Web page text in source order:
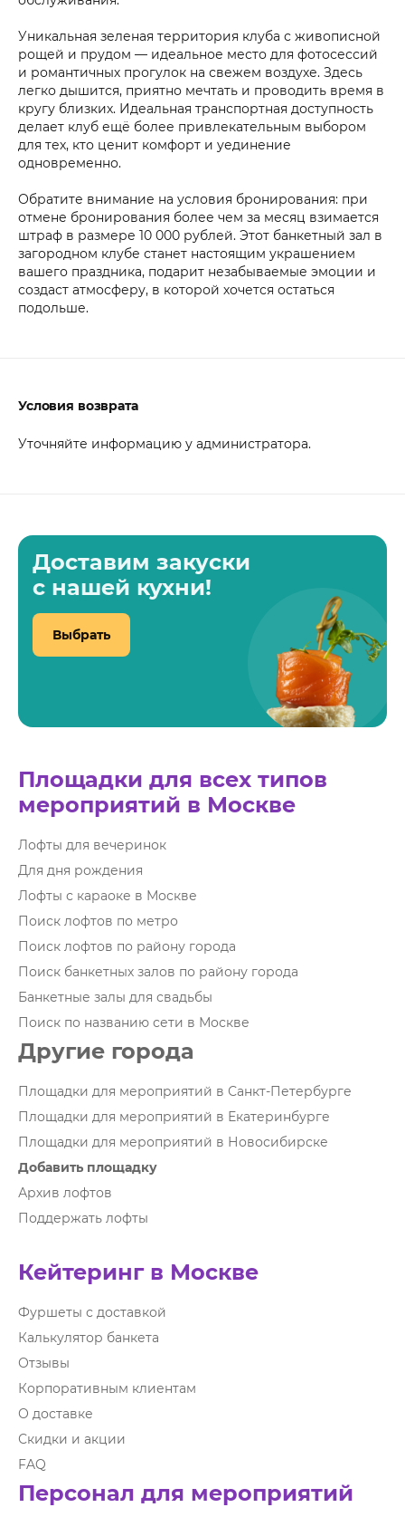
Уникальная зеленая территория клуба с живописной
рощей и прудом — идеальное место для фотосессий
и романтичных прогулок на свежем воздухе. Здесь
легко дышится, приятно мечтать и проводить время в
кругу близких. Идеальная транспортная доступность
делает клуб ещё более привлекательным выбором
для тех, кто ценит комфорт и уединение
одновременно.
Обратите внимание на условия бронирования: при
отмене бронирования более чем за месяц взимается
штраф в размере 10 000 рублей. Этот банкетный зал в
загородном клубе станет настоящим украшением
вашего праздника, подарит незабываемые эмоции и
создаст атмосферу, в которой хочется остаться
подольше.
Условия возврата
Уточняйте информацию у администратора.
Доставим закуски
с нашей кухни!
Выбрать
Площадки для всех типов
мероприятий в Москве
Лофты для вечеринок
Для дня рождения
Лофты с караоке в Москве
Поиск лофтов по метро
Поиск лофтов по району города
Поиск банкетных залов по району города
Банкетные залы для свадьбы
Поиск по названию сети в Москве
Другие города
Площадки для мероприятий в Санкт-Петербурге
Площадки для мероприятий в Екатеринбурге
Площадки для мероприятий в Новосибирске
Добавить площадку
Архив лофтов
Поддержать лофты
Кейтеринг в Москве
Фуршеты с доставкой
Калькулятор банкета
Отзывы
Корпоративным клиентам
О доставке
Скидки и акции
FAQ
Персонал для мероприятий